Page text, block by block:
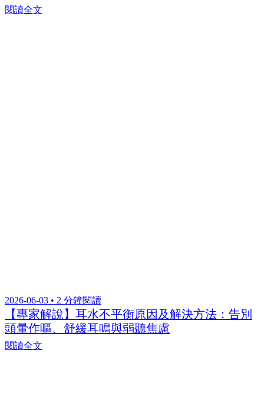
【專家解說】耳水不平衡原因及解決方法：告別
頭暈作嘔、舒緩耳鳴與弱聽焦慮
閱讀全文